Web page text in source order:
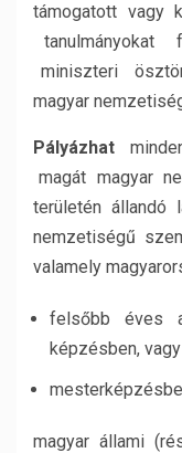
támogatott vagy
miniszteri
magyar
Pályázhat
magát magyar
területén állandó
nemzetiségű
valamely
felsőbb éves
képzésben, vagy
magyar állami